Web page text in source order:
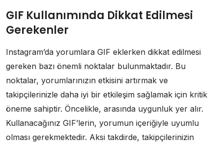
GIF Kullanımında Dikkat Edilmesi
Gerekenler
Instagram’da yorumlara GIF eklerken dikkat edilmesi
gereken bazı önemli noktalar bulunmaktadır. Bu
noktalar, yorumlarınızın etkisini artırmak ve
takipçilerinizle daha iyi bir etkileşim sağlamak için kritik
öneme sahiptir. Öncelikle, arasında uygunluk yer alır.
Kullanacağınız GIF’lerin, yorumun içeriğiyle uyumlu
olması gerekmektedir. Aksi takdirde, takipçilerinizin